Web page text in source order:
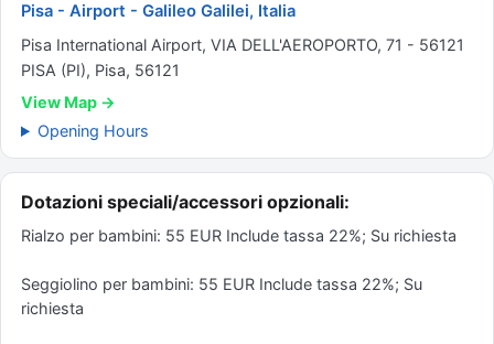
Pisa - Airport - Galileo Galilei, Italia
Pisa International Airport, VIA DELL'AEROPORTO, 71 - 56121
PISA (PI), Pisa, 56121
View Map →
Opening Hours
Dotazioni speciali/accessori opzionali:
Rialzo per bambini: 55 EUR Include tassa 22%; Su richiesta
Seggiolino per bambini: 55 EUR Include tassa 22%; Su
richiesta